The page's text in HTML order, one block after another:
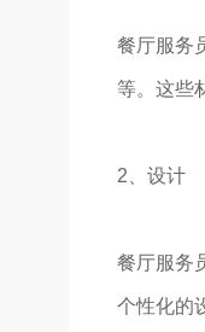
餐厅服务
等。这些
2、设计
餐厅服务
个性化的